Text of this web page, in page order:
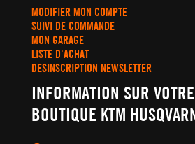
MODIFIER MON COMPTE
SUIVI DE COMMANDE
MON GARAGE
LISTE D'ACHAT
DESINSCRIPTION NEWSLETTER
INFORMATION SUR VOTRE
BOUTIQUE KTM